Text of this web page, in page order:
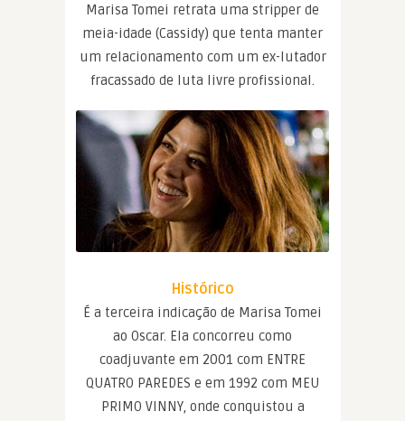
Marisa Tomei retrata uma stripper de
meia-idade (Cassidy) que tenta manter
um relacionamento com um ex-lutador
fracassado de luta livre profissional.
Histórico
É a terceira indicação de Marisa Tomei
ao Oscar. Ela concorreu como
coadjuvante em 2001 com ENTRE
QUATRO PAREDES e em 1992 com MEU
PRIMO VINNY, onde conquistou a